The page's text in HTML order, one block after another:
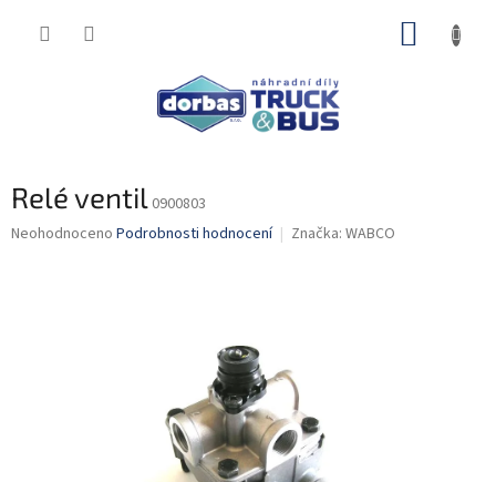
Relé ventil 0900803
Průměrné
Neohodnoceno Podrobnosti hodnocení Značka: WABCO